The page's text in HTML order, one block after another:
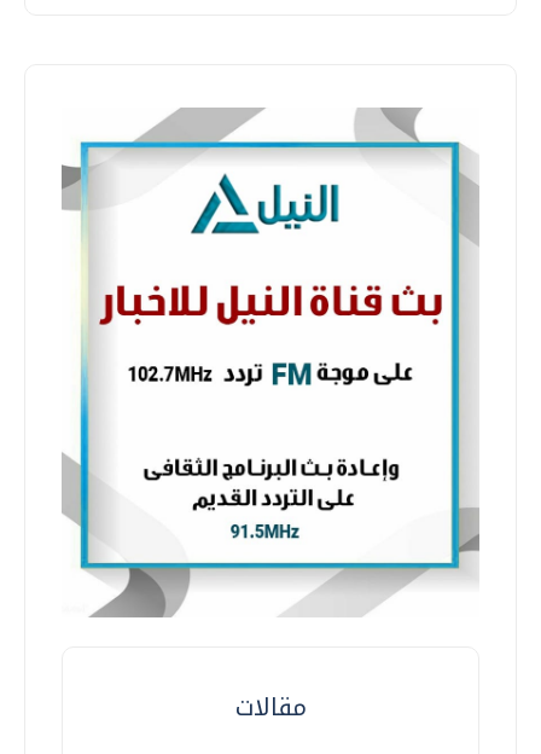
مقالات